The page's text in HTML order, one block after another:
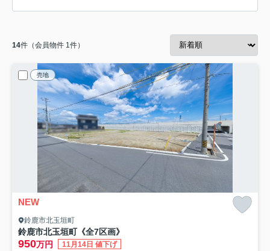
14件（会員物件 1件）
売地
NEW
鈴鹿市北玉垣町
鈴鹿市北玉垣町《全7区画》
950万円 11月14日 値下げ